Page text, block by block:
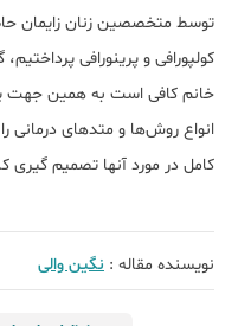
توسط متخصصین زنان زایمان
کولپورافی و پرینورافی
خانم کافی است به همین جهت
انواع روش‌ها و متدهای درمانی
کامل در مورد آنها تصمیم گیری
نویسنده مقاله : نگین والی